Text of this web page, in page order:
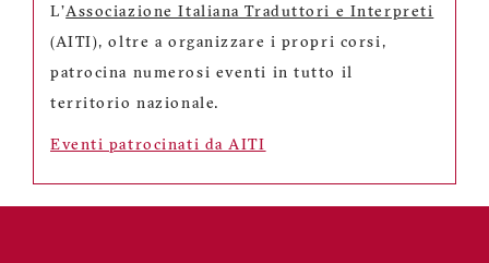
L'Associazione Italiana Traduttori e Interpreti
(AITI), oltre a organizzare i propri corsi,
patrocina numerosi eventi in tutto il
territorio nazionale.
Eventi patrocinati da AITI